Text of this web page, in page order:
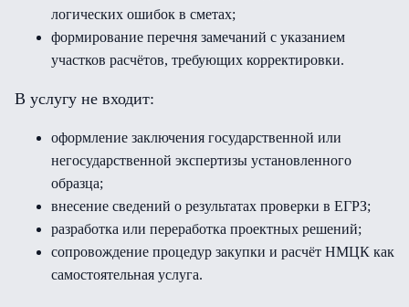
логических ошибок в сметах;
формирование перечня замечаний с указанием
участков расчётов, требующих корректировки.
В услугу не входит:
оформление заключения государственной или
негосударственной экспертизы установленного
образца;
внесение сведений о результатах проверки в ЕГРЗ;
разработка или переработка проектных решений;
сопровождение процедур закупки и расчёт НМЦК как
самостоятельная услуга.